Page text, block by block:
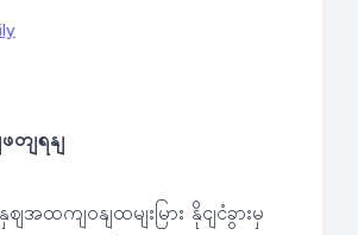
တျရနျ
ထကျဝနျထမျးမြား နိုငျငံခွားမှ